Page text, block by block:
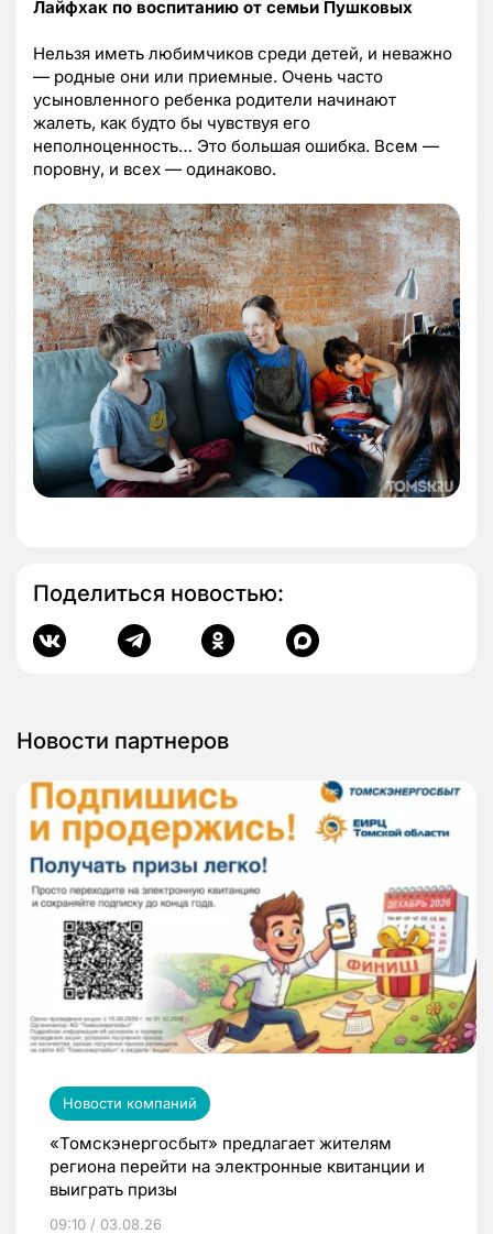
Лайфхак по воспитанию от семьи Пушковых
Нельзя иметь любимчиков среди детей, и неважно
— родные они или приемные. Очень часто
усыновленного ребенка родители начинают
жалеть, как будто бы чувствуя его
неполноценность… Это большая ошибка. Всем —
поровну, и всех — одинаково.
Поделиться новостью:
Новости партнеров
Новости компаний
«Томскэнергосбыт» предлагает жителям
региона перейти на электронные квитанции и
выиграть призы
09:10 / 03.08.26